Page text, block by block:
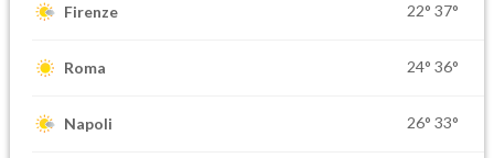
Firenze 22° 37°
Roma 24° 36°
Napoli 26° 33°